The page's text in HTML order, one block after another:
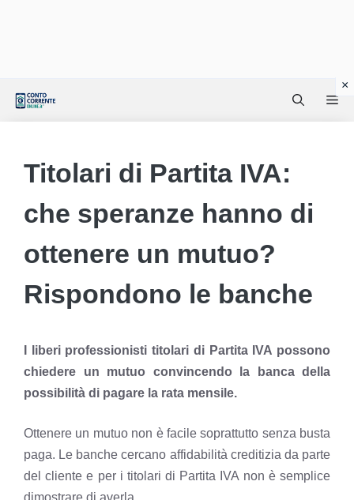
Titolari di Partita IVA:
che speranze hanno di
ottenere un mutuo?
Rispondono le banche
I liberi professionisti titolari di Partita IVA possono
chiedere un mutuo convincendo la banca della
possibilità di pagare la rata mensile.
Ottenere un mutuo non è facile soprattutto senza busta
paga. Le banche cercano affidabilità creditizia da parte
del cliente e per i titolari di Partita IVA non è semplice
dimostrare di averla.